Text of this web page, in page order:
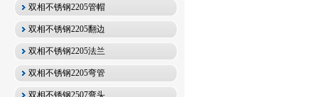
双相不锈钢2205管帽
双相不锈钢2205翻边
双相不锈钢2205法兰
双相不锈钢2205弯管
双相不锈钢2507弯头